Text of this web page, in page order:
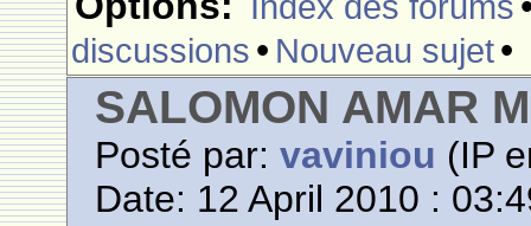
discussions • Nouveau sujet•
SALOMON AMAR
Posté par:vaviniou (IP
Date: 12 April 2010 :